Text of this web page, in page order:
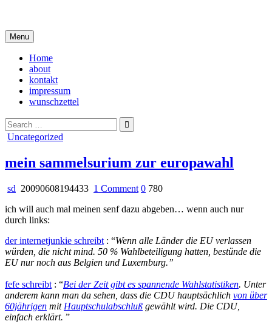
content
Menu
Home
about
kontakt
impressum
wunschzettel
Search
for:
Posted
Uncategorized
mein sammelsurium zur europawahl
sd 20090608194433 1 Commenton
sammelsurium
0 780
ich will auch mal meinen senf dazu abgeben… wenn auch nur
durch links:
der internetjunkie schreibt : “Wenn alle Länder die EU verlassen
würden, die nicht mind. 50 % Wahlbeteiligung hatten, bestünde die
EU nur noch aus Belgien und Luxemburg.”
fefe schreibt : “Bei der Zeit gibt es spannende Wahlstatistiken. Unter
anderem kann man da sehen, dass die CDU hauptsächlich von über
60jährigen mit Hauptschulabschluß gewählt wird. Die CDU,
einfach erklärt. ”